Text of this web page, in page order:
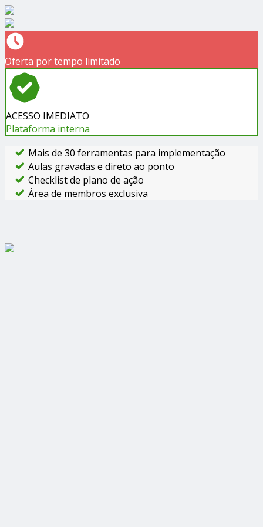
Oferta por tempo limitado
ACESSO IMEDIATO
Plataforma interna
Mais de 30 ferramentas para implementação
Aulas gravadas e direto ao ponto
Checklist de plano de ação
Área de membros exclusiva